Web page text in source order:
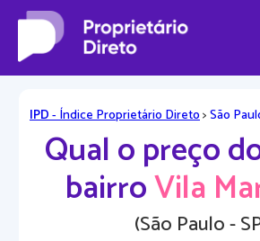
IPD- Índice Proprietário Direto>São
Qual o preço
bairroVila
(São Paulo -